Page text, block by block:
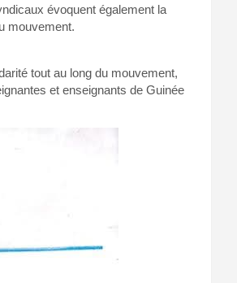
évoquent également la
mouvement.
tout au long du mouvement,
et enseignants de Guinée